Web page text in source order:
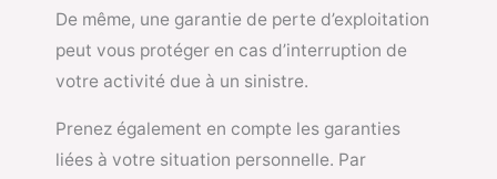
De même, une garantie de perte d’exploitation
peut vous protéger en cas d’interruption de
votre activité due à un sinistre.
Prenez également en compte les garanties
liées à votre situation personnelle. Par